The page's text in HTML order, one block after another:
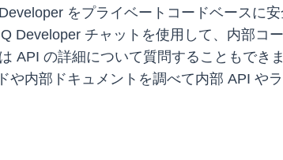
をプライベートコードベースに
Developer チャットを使用して、内部コ
API の詳細について質問することもでき
内部ドキュメントを調べて内部 API や